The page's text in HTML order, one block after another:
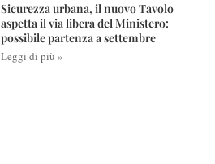
Sicurezza urbana, il nuovo Tavolo
aspetta il via libera del Ministero:
possibile partenza a settembre
Leggi di più »